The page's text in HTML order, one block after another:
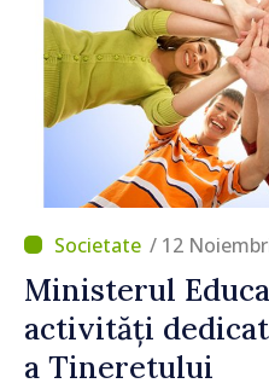
/ 12
Ministerul
activități
a Tineretului